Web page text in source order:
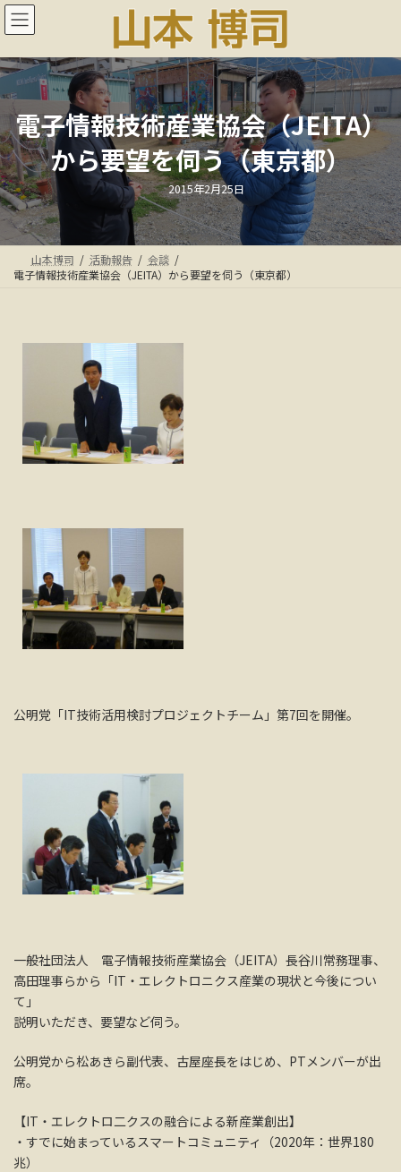
コ
ン
ン
ツ
へ
ス
キ
ッ
プ
ナ
ビ
ー
シ
ョ
ン
に
移
動
電子情報技術産業協会（JEITA）
から要望を伺う（東京都）
最
終
更
新
日
時
:
2015年2月25日
山本博司 活動報告
会談
電子情報技術産業協会（JEITA）から要望を伺う（東京都）
公明党「IT技術活用検討プロジェクトチーム」第7回を開催。
一般社団法人 電子情報技術産業協会（JEITA）長谷川常務理事、
高田理事らから「IT・エレクトロニクス産業の現状と今後につい
て」
説明いただき、要望など伺う。
公明党から松あきら副代表、古屋座長をはじめ、PTメンバーが出
席。
【IT・エレクトロ二クスの融合による新産業創出】
・すでに始まっているスマートコミュニティ（2020年：世界180
兆）